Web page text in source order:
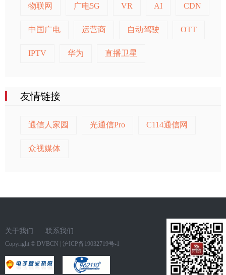
物联网 广电5G VR AI CDN
中国广电 运营商 自动驾驶 OTT
IPTV 华为 直播卫星
友情链接
通信人家园 光通信Pro C114通信网
众视媒体
关于我们 联系我们
Copyright © DVBCN 沪ICP备19032719号-1